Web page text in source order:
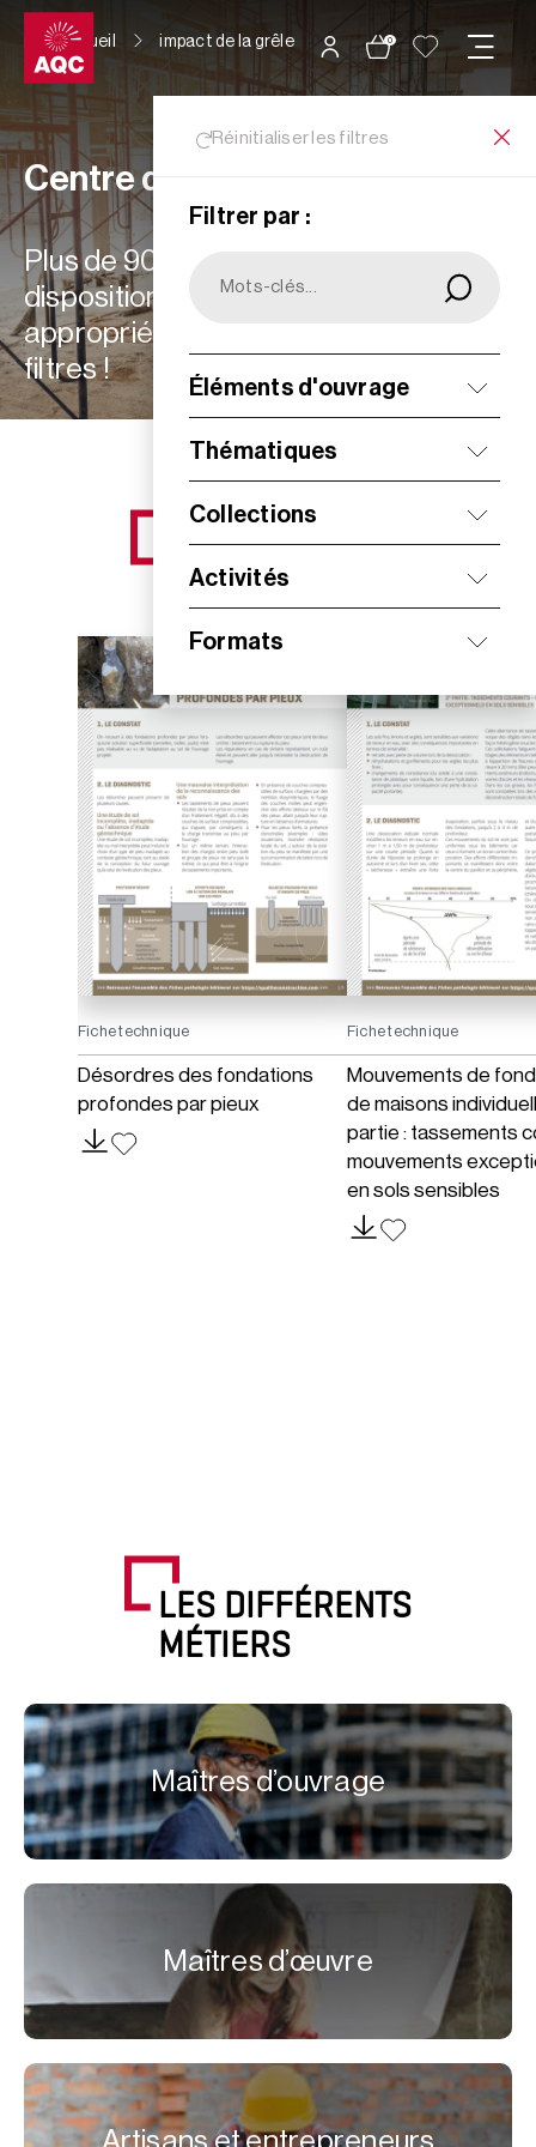
Panneau de gestion des cookies
0
Accueil impact de la grêle
Réinitialiser les filtres
Filtrer par :
Éléments d'ouvrage
Thématiques
Collections
Activités
Formats
Centre de ressources
Plus de 900 ressources à votre
disposition : choisissez les plus
appropriées à vos besoins grâce aux
filtres !
NOS NOUVEAUTÉS
Fiche technique
Désordres des fondations
profondes par pieux
Fiche technique
Mouvements de
de maisons
partie : tassements
mouvements
en sols sensibles
LES DIFFÉRENTS
MÉTIERS
Maîtres d’ouvrage
Maîtres d’œuvre
Artisans et entrepreneurs